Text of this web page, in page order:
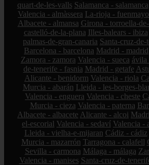
quart-de-les-valls Salamanca - salamanca
Valencia - almàssera La-rioja -
Albacete - almansa Girona - torroella-
castelló-de-la-plana Illes-balears - ibiza
palmas-de-gran-canaria Santa-cruz-
Barcelona - barcelona Madrid - madrid
Zamora - zamora Valencia - sueca ávila
de-tenerife - fasnia Madrid - getafe
Alicante - benidorm Valencia - riola
Murcia - abarán Lleida - les-borges-
Valencia - enguera Valencia - cheste
Murcia - cieza Valencia - paterna
Albacete - albacete Alicante - alcoi
el-escorial Valencia - sedaví Valencia -
Lleida - vielha-e-mijaran Cádiz - cádiz
Murcia - mazarrón Tarragona - calafell
Sevilla - carmona Málaga - málaga
Valencia - manises Santa-cruz-de-